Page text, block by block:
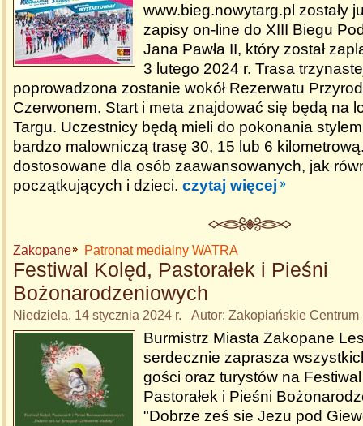
www.bieg.nowytarg.pl zostały
zapisy on-line do XIII Biegu
Jana Pawła II, który został
3 lutego 2024 r. Trasa
poprowadzona zostanie wokół Rezerwatu
Czerwonem. Start i meta znajdować się będą na
Targu. Uczestnicy będą mieli do pokonania
bardzo malowniczą trasę 30, 15 lub 6
dostosowane dla osób zaawansowanych, jak
początkujących i dzieci. czytaj więcej
Zakopane Patronat medialny WATRA
Festiwal Kolęd, Pastorałek i Pieśni
Bożonarodzeniowych
Niedziela, 14 stycznia 2024 r. Autor: Zakopiańskie Centrum
Burmistrz Miasta Zakopane
serdecznie zaprasza
gości oraz turystów na
Pastorałek i Pieśni
"Dobrze ześ sie Jezu pod